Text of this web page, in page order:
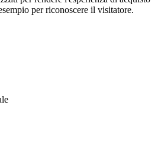
per riconoscere il visitatore.